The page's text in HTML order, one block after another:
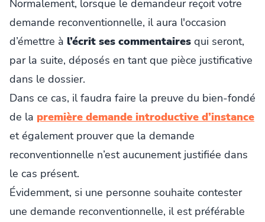
Normalement, lorsque le demandeur reçoit votre
demande reconventionnelle, il aura l'occasion
d’émettre à l’écrit ses commentaires qui seront,
par la suite, déposés en tant que pièce justificative
dans le dossier.
Dans ce cas, il faudra faire la preuve du bien-fondé
de la première demande introductive d’instance
et également prouver que la demande
reconventionnelle n’est aucunement justifiée dans
le cas présent.
Évidemment, si une personne souhaite contester
une demande reconventionnelle, il est préférable